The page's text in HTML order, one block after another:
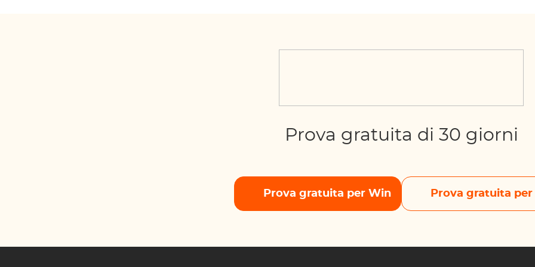
Prova gratuita di 30 giorni
Prova gratuita per Win Prova gratuita per